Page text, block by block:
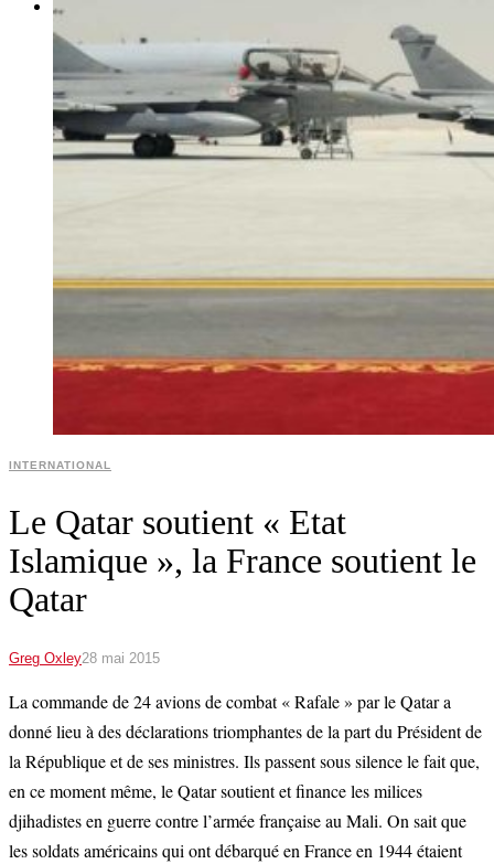
INTERNATIONAL
Le Qatar soutient « Etat
Islamique », la France soutient le
Qatar
Greg Oxley28 mai 2015
La commande de 24 avions de combat « Rafale » par le Qatar a
donné lieu à des déclarations triomphantes de la part du Président de
la République et de ses ministres. Ils passent sous silence le fait que,
en ce moment même, le Qatar soutient et finance les milices
djihadistes en guerre contre l’armée française au Mali. On sait que
les soldats américains qui ont débarqué en France en 1944 étaient